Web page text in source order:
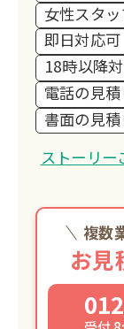
女性スタ
即日対応可
18時以降
電話の見
書面の見
ストーリー
複数
お見